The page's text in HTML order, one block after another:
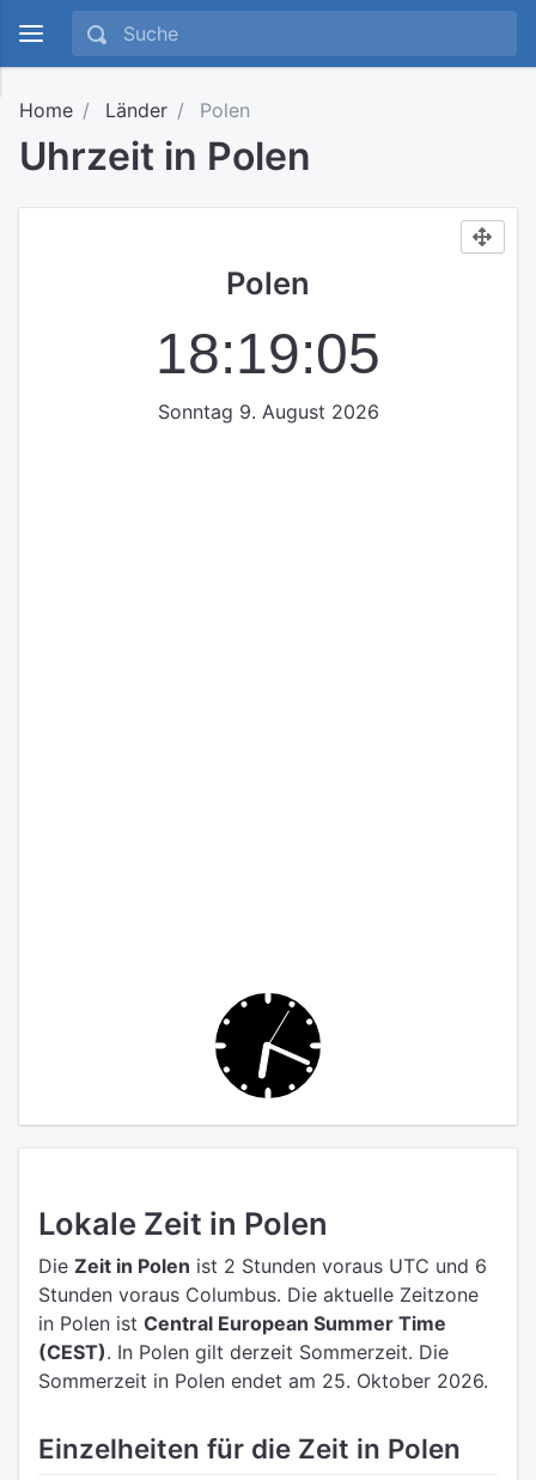
Home Länder Polen
Uhrzeit in Polen
Polen
18:19:05
Sonntag 9. August 2026
Lokale Zeit in Polen
Die Zeit in Polen ist 2 Stunden voraus UTC und 6
Stunden voraus Columbus. Die aktuelle Zeitzone
in Polen ist Central European Summer Time
(CEST). In Polen gilt derzeit Sommerzeit. Die
Sommerzeit in Polen endet am 25. Oktober 2026.
Einzelheiten für die Zeit in Polen